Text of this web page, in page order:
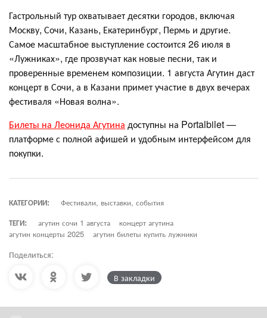
Гастрольный тур охватывает десятки городов, включая
Москву, Сочи, Казань, Екатеринбург, Пермь и другие.
Самое масштабное выступление состоится 26 июля в
«Лужниках», где прозвучат как новые песни, так и
проверенные временем композиции. 1 августа Агутин даст
концерт в Сочи, а в Казани примет участие в двух вечерах
фестиваля «Новая волна».
Билеты на Леонида Агутина доступны на Portalbilet —
платформе с полной афишей и удобным интерфейсом для
покупки.
КАТЕГОРИИ:
Фестивали, выставки, события
ТЕГИ:
агутин сочи 1 августа
концерт агутина
агутин концерты 2025
агутин билеты купить лужники
Поделиться:
В закладки